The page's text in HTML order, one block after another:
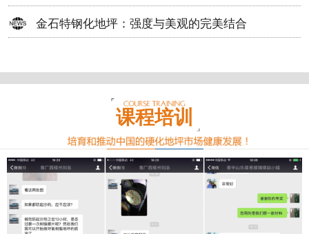
金石特钢化地坪：强度与美观的完美结合
课程培训